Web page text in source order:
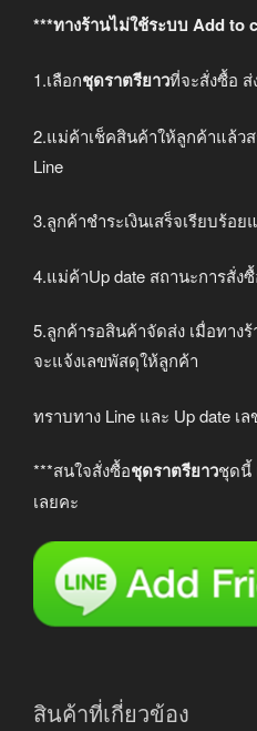
***ทางร้านไม่ใช้ระบบ Add to
1.เลือกชุดราตรียาวที่จะสั่งซื้อ
2.แม่ค้าเช็คสินค้าให้ลูกค้าแล้ว
Line
3.ลูกค้าชำระเงินเสร็จเรียบร้อ
4.แม่ค้าUp date สถานะการสั่ง
5.ลูกค้ารอสินค้าจัดส่ง เมื่อทาง
จะแจ้งเลขพัสดุให้ลูกค้า
ทราบทาง Line และ Up date เ
***สนใจสั่งซื้อชุดราตรียาวชุดนี้
เลยคะ
สินค้าที่เกี่ยวข้อง